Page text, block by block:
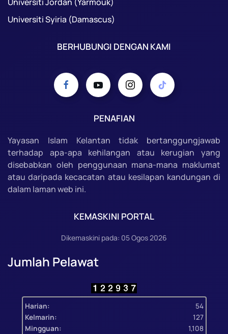
Universiti Syiria (Damascus)
BERHUBUNGI DENGAN KAMI
PENAFIAN
Yayasan Islam Kelantan tidak bertanggungjawab
terhadap apa-apa kehilangan atau kerugian yang
disebabkan oleh penggunaan mana-mana maklumat
atau daripada kecacatan atau kesilapan kandungan di
dalam laman web ini.
KEMASKINI PORTAL
Dikemaskini pada: 05 Ogos 2026
Jumlah Pelawat
Harian:
54
Kelmarin:
127
Mingguan:
1,108